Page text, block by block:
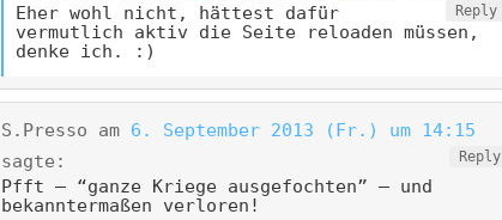
Reply
Eher wohl nicht, hättest dafür
vermutlich aktiv die Seite reloaden müssen,
denke ich. :)
S.Presso am 6. September 2013 (Fr.) um 14:15
sagte:
Reply
Pfft – “ganze Kriege ausgefochten” – und
bekanntermaßen verloren!